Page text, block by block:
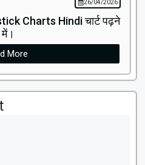
26/04/2026
Charts Hindi चार्ट पढ़ने
More